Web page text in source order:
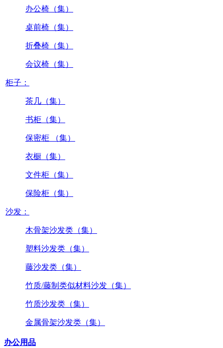
办公椅（集）
桌前椅（集）
折叠椅（集）
会议椅（集）
柜子：
茶几（集）
书柜（集）
保密柜 （集）
衣橱（集）
文件柜（集）
保险柜（集）
沙发：
木骨架沙发类（集）
塑料沙发类（集）
藤沙发类（集）
竹质/藤制类似材料沙发（集）
竹质沙发类（集）
金属骨架沙发类（集）
办公用品